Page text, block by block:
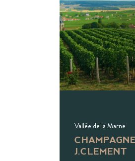
Vallée de la Marne
CHAMPAGNE
J.CLEMENT